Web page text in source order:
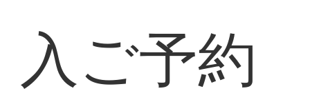
入ご予約